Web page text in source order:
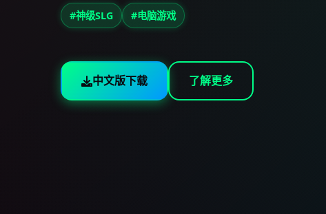
#神级SLG #电脑游戏
中文版下载 了解更多